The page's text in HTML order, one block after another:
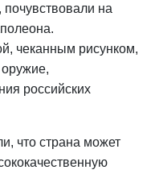
на
чеканным рисунком,
российских
что страна может